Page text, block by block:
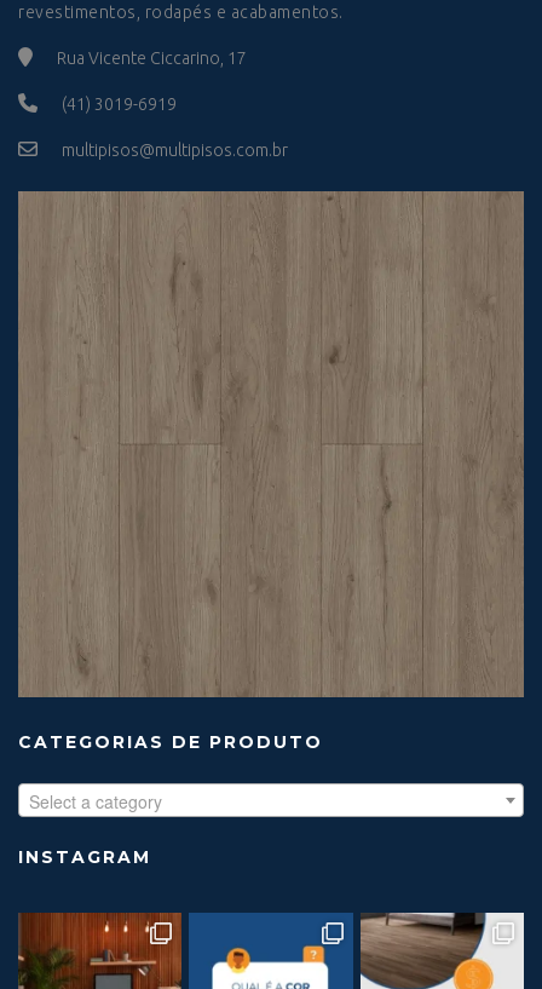
revestimentos, rodapés e acabamentos.
Rua Vicente Ciccarino, 17
(41) 3019-6919
multipisos@multipisos.com.br
CATEGORIAS DE PRODUTO
Select a category
INSTAGRAM